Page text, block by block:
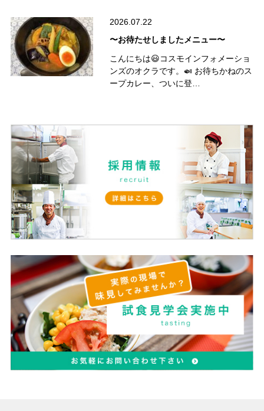
2026.07.22
〜お待たせしましたメニュー〜
こんにちは😃コスモインフォメーショ
ンズのオクラです。🍛 お待ちかねのス
ープカレー、ついに登…